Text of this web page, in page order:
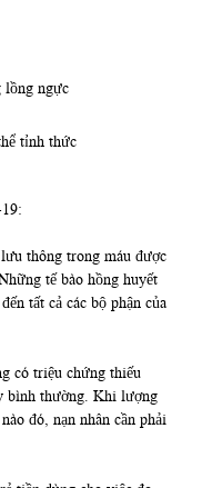
lồng ngực
tỉnh thức
thông trong máu được
tế bào hồng huyết
tất cả các bộ phận của
có triệu chứng thiếu
bình thường. Khi lượng
đó, nạn nhân cần phải